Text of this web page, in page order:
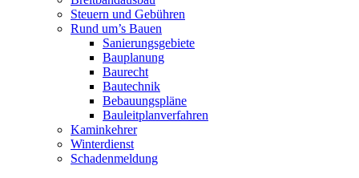
Steuern und Gebühren
Rund um’s Bauen
Sanierungsgebiete
Bauplanung
Baurecht
Bautechnik
Bebauungspläne
Bauleitplanverfahren
Kaminkehrer
Winterdienst
Schadenmeldung